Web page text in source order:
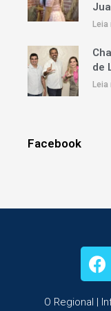
Leia
de
Leia
Facebook
O Regional |